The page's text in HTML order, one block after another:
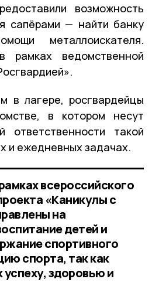
возможность
сапёрами — найти банку
металлоискателя.
рамках ведомственной
в лагере, росгвардейцы
в котором несут
ответственности такой
и ежедневных задачах.
всероссийского
«Каникулы с
на
детей и
спортивного
спорта, так как
успеху, здоровью и